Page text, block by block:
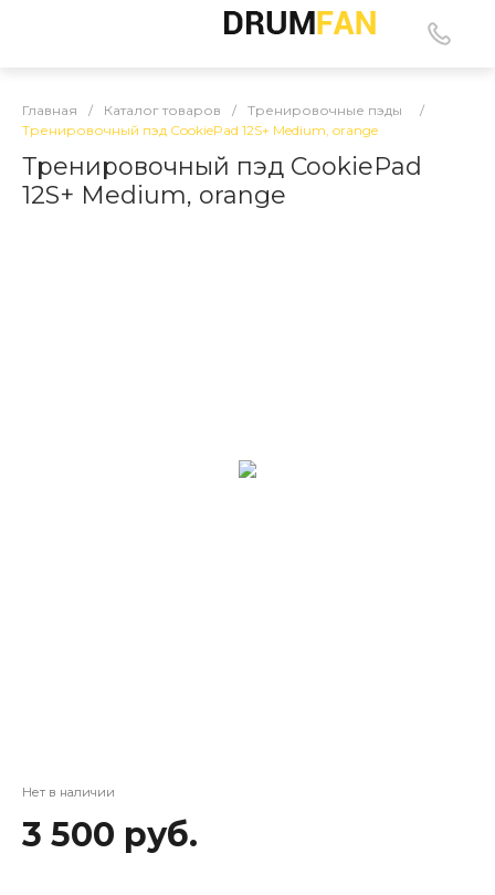
Главная / Каталог товаров / Тренировочные пэды
/
Тренировочный пэд CookiePad 12S+ Medium, orange
Тренировочный пэд CookiePad
12S+ Medium, orange
Нет в наличии
3 500 руб.